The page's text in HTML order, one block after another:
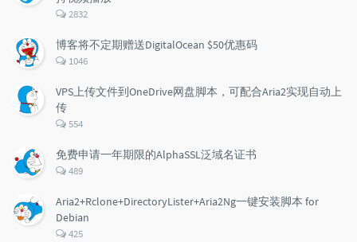
评
数：
2832
博客将不定期赠送DigitalOcean $50优惠码
评
数：
1046
VPS上传文件到OneDrive网盘脚本，可配合Aria2实现自动上
传
评
数：
554
免费申请一年期限的AlphaSSL泛域名证书
评
数：
489
Aria2+Rclone+DirectoryLister+Aria2Ng一键安装脚本 for
Debian
评
425